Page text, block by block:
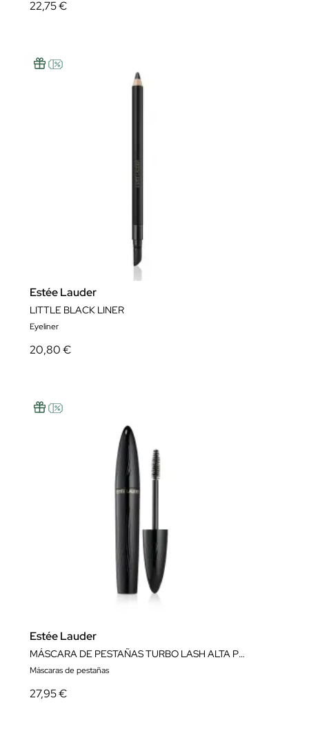
22,75 €
Estée Lauder
LITTLE BLACK LINER
Eyeliner
20,80 €
Estée Lauder
MÁSCARA DE PESTAÑAS TURBO LASH ALTA POTENCIA VOLUMEN + LONGITUD
Máscaras de pestañas
27,95 €